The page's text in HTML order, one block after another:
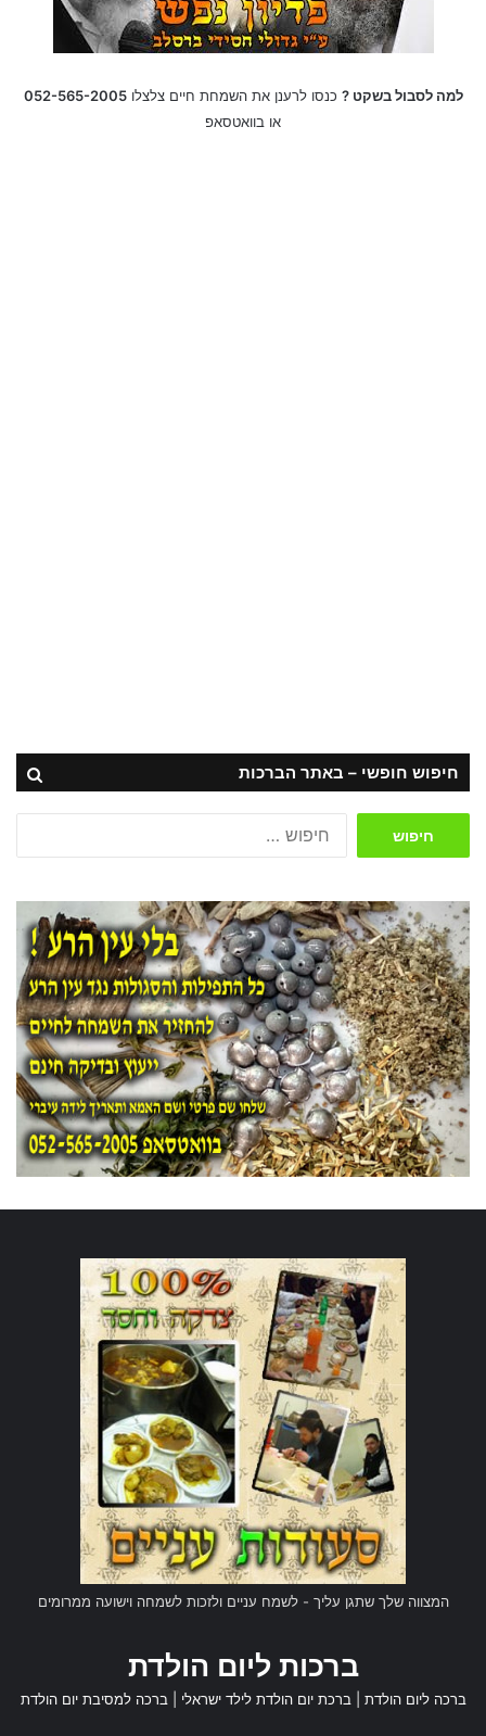
למה לסבול בשקט ? כנסו לרענן את השמחת חיים צלצלו052-565-2005
או בוואטסאפ
חיפוש חופשי – באתר הברכות
המצווה שלך שתגן עליך - לשמח עניים ולזכות לשמחה וישועה ממרומים
ברכות ליום הולדת
ברכה ליום הולדת ברכת יום הולדת לילד ישראלי ברכה למסיבת יום הולדת